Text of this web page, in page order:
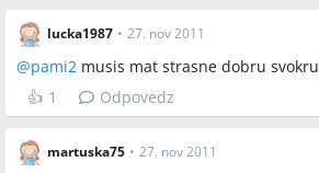
lucka1987 • 27. nov 2011
@pami2 musis mat strasne dobru svokru
👍 1 Odpovedz
martuska75 • 27. nov 2011